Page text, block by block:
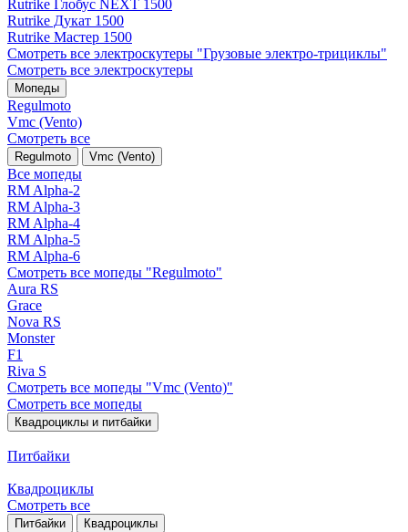
Rutrike Глобус NEXT 1500
Rutrike Дукат 1500
Rutrike Мастер 1500
Смотреть все электро­скутеры "Грузовые электро‑трициклы"
Смотреть все электро­скутеры
Мопеды
Regulmoto
Vmc (Vento)
Смотреть все
Regulmoto Vmc (Vento)
Все мопеды
RM Alpha-2
RM Alpha-3
RM Alpha-4
RM Alpha-5
RM Alpha-6
Смотреть все мопеды "Regulmoto"
Aura RS
Grace
Nova RS
Monster
F1
Riva S
Смотреть все мопеды "Vmc (Vento)"
Смотреть все мопеды
Квадроциклы и питбайки
Питбайки
Квадроциклы
Смотреть все
Питбайки Квадроциклы